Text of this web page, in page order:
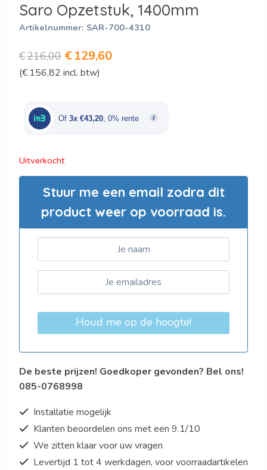
Saro Opzetstuk, 1400mm
Artikelnummer: SAR-700-4310
€216,00 Oorspronkelijke
prijs
€216,00.
€129,60Huidige
€129,60.
(€ 156,82 incl. btw)
Of 3x €43,20 , 0% rente
Uitverkocht
Stuur me een email zodra dit
product weer op voorraad is.
Houd me op de hoogte!
De beste prijzen! Goedkoper gevonden? Bel ons!
085-0768998
Installatie mogelijk
Klanten beoordelen ons met een 9.1/10
We zitten klaar voor uw vragen
Levertijd 1 tot 4 werkdagen, voor voorraadartikelen